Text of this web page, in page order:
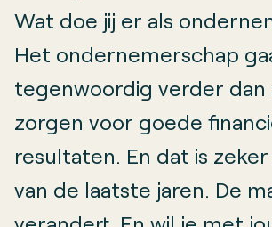
Wat doe jij er als
Het ondernemerschap
tegenwoordig verder dan
zorgen voor goede
resultaten. En dat is
van de laatste jaren. De